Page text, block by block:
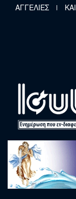
Παράκαμψη προς το
ΑΓΓΕΛΙΕΣ